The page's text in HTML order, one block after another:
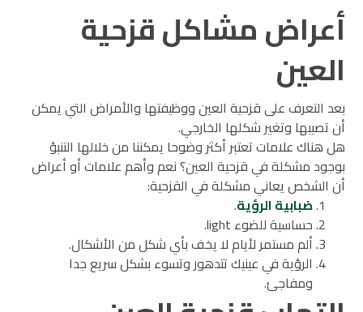
أعراض مشاكل قزحية
العين
بعد التعرف على قزحية العين ووظيفتها والأمراض التي يمكن
أن تصيبها وتغير شكلها الخارجي.
هل هناك علامات تعتبر أكثر وضوحا يمكننا من خلالها التنبؤ
بوجود مشكلة في قزحية العين؟ نعم وأهم علامات أو أعراض
أن الشخص يعاني مشكلة في القزحية:
ضبابية الرؤية.
حساسية للضوء light.
ألم مستمر لأيام لا يخف بأي شكل من الأشكال.
الرؤية في عينيك تتدهور وتسوء بشكل سريع جدا
ومفاجئ.